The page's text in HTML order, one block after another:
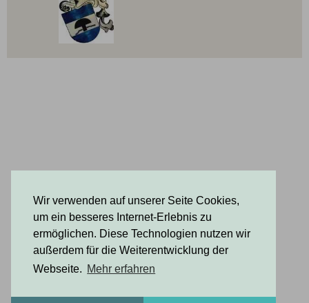
Wir verwenden auf unserer Seite Cookies,
um ein besseres Internet-Erlebnis zu
ermöglichen. Diese Technologien nutzen wir
außerdem für die Weiterentwicklung der
Webseite. Mehr erfahren